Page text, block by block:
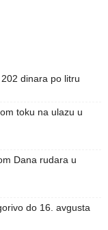
dinara po litru
toku na ulazu u
Dana rudara u
do 16. avgusta